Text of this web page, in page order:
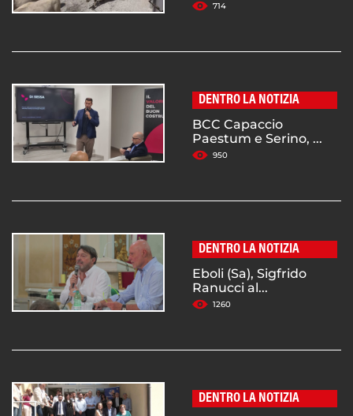
714
DENTRO LA NOTIZIA
BCC Capaccio
Paestum e Serino, ...
950
DENTRO LA NOTIZIA
Eboli (Sa), Sigfrido
Ranucci al...
1260
DENTRO LA NOTIZIA